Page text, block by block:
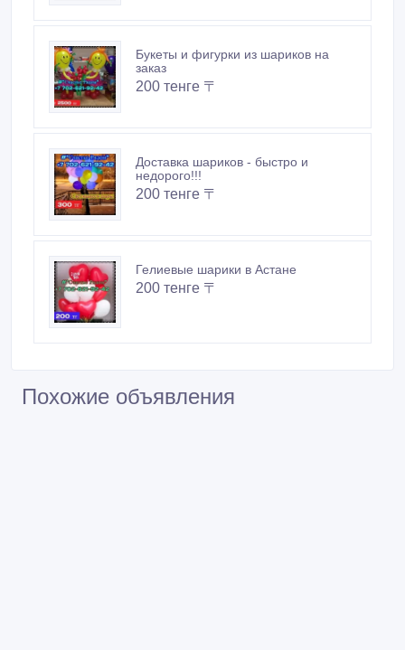
Букеты и фигурки из шариков на
заказ
200 тенге 〒
Доставка шариков - быстро и
недорого!!!
200 тенге 〒
Гелиевые шарики в Астане
200 тенге 〒
Похожие объявления